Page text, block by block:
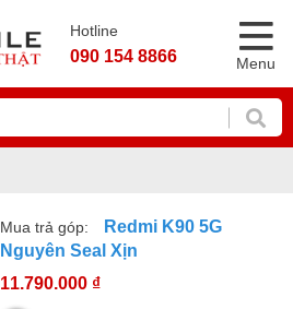
Hotline
090 154 8866 Menu
Mua trả góp:
Redmi K90 5G
Nguyên Seal Xịn
11.790.000 ₫